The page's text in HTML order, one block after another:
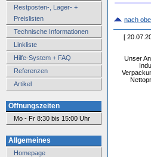
Restposten-, Lager- +
Preislisten
Technische Informationen
Linkliste
Hilfe-System + FAQ
Referenzen
Artikel
Öffnungszeiten
Mo - Fr 8:30 bis 15:00 Uhr
Allgemeines
Homepage
nach
[
Unser